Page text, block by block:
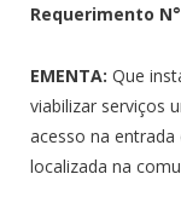
Requerimento N°
EMENTA: Que
viabilizar serviços
acesso na entrada
localizada na